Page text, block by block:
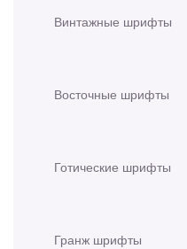
Винтажные шрифты
Восточные шрифты
Готические шрифты
Гранж шрифты